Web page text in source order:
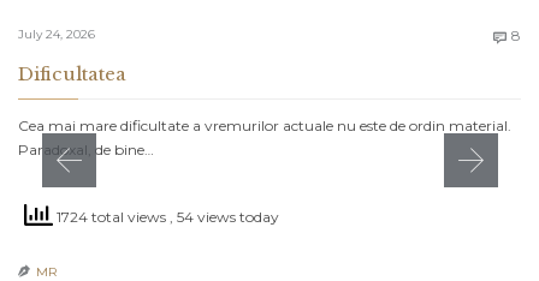
July 24, 2026  8
Dificultatea
Cea mai mare dificultate a vremurilor actuale nu este de ordin material.
Paradoxal, de bine…
1724 total views , 54 views today
 MR